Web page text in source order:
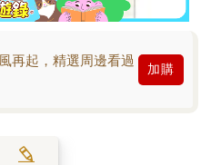
再起，精選周邊看過
加購